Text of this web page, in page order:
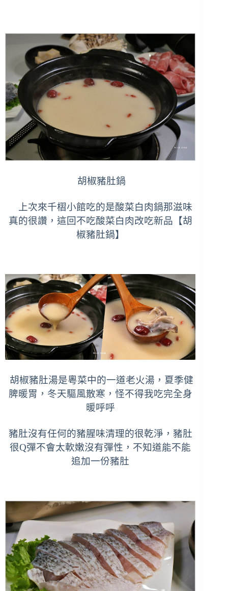
胡椒豬肚鍋
上次來千槢小館吃的是酸菜白肉鍋那滋味
真的很讚，這回不吃酸菜白肉改吃新品【胡
椒豬肚鍋】
胡椒豬肚湯是粵菜中的一道老火湯， 夏季健
脾暖胃，冬天驅風散寒，怪不得我吃完全身
暖呼呼
豬肚沒有任何的豬腥味清理的很乾淨，豬肚
很Q彈不會太軟嫩沒有彈性，不知道能不能
追加一份豬肚